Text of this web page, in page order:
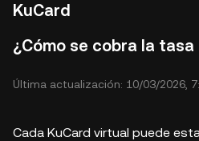
KuCard
¿Cómo se cobra la
Última actualización: 10/03/2026,
Cada KuCard virtual puede